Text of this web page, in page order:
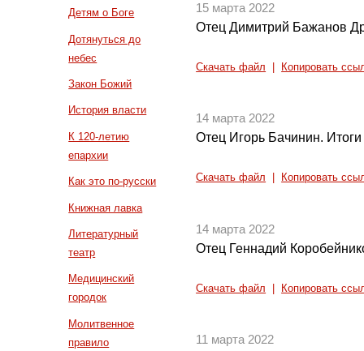
Детям о Боге
Дотянуться до
небес
Закон Божий
История власти
К 120-летию
епархии
Как это по-русски
Книжная лавка
Литературный
театр
Медицинский
городок
Молитвенное
правило
15 марта 2022
Отец Димитрий Бажанов
Скачать файл Копировать
14 марта 2022
Отец Игорь Бачинин. Итоги
Скачать файл Копировать
14 марта 2022
Отец Геннадий
Скачать файл Копировать
11 марта 2022